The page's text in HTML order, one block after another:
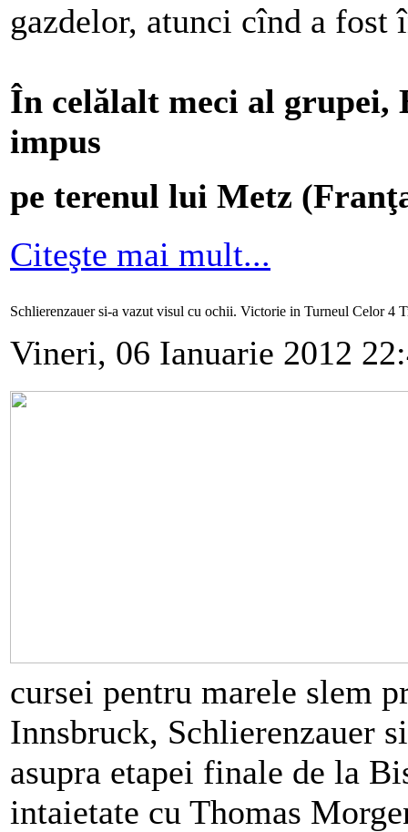
gazdelor, atunci cînd a
În celălalt meci al grupei,
impus
pe terenul lui Metz
Citeşte mai mult...
Schlierenzauer si-a vazut visul cu ochii. Victorie in Turneul Celor 4
Vineri, 06 Ianuarie 2012
cursei pentru marele slem
Innsbruck, Schlierenzauer
asupra etapei finale de la
intaietate cu Thomas